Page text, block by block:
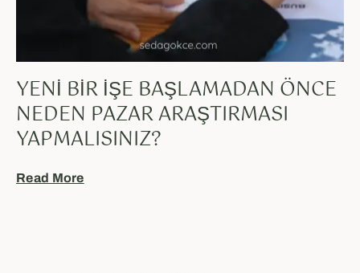
YENI BIR İŞE BAŞLAMADAN ÖNCE
NEDEN PAZAR ARAŞTIRMASI
YAPMALISINIZ?
Read More